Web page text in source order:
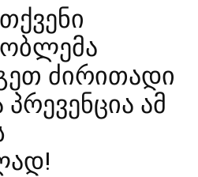
ძირითადი
პრევენცია ამ